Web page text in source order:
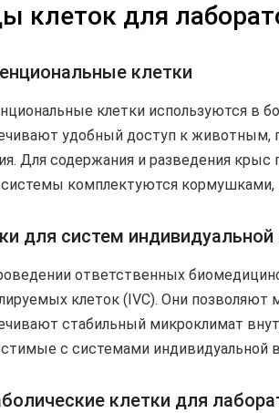
клеток для
клетки
клетки используются в
удобный доступ к животным,
Для содержания и разведения крыс
комплектуются кормушками,
для систем
ответственных
клеток (IVC). Они
стабильный микроклимат
с системами индивидуальной
клетки для